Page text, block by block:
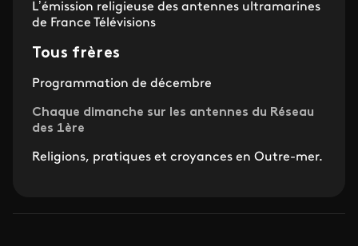
L’émission religieuse des antennes ultramarines
de France Télévisions
Tous frères
Programmation de décembre
Chaque dimanche sur les antennes du Réseau
des 1ère
Religions, pratiques et croyances en Outre-mer.